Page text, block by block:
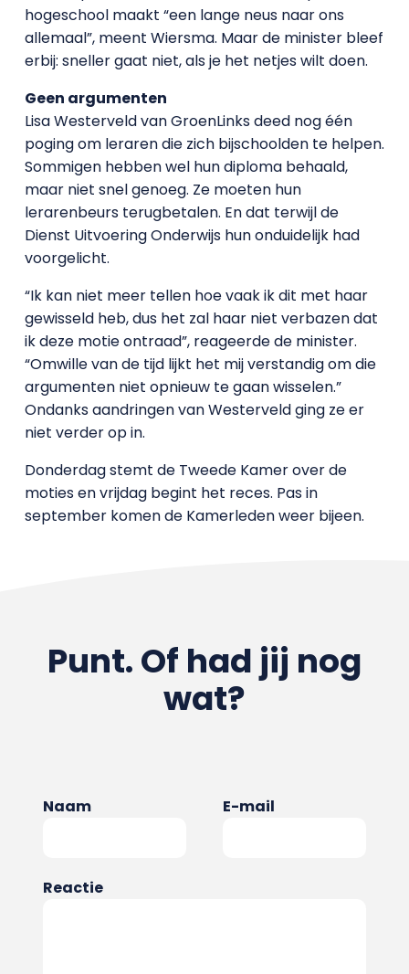
hogeschool maakt “een lange neus naar ons
allemaal”, meent Wiersma. Maar de minister bleef
erbij: sneller gaat niet, als je het netjes wilt doen.
Geen argumenten
Lisa Westerveld van GroenLinks deed nog één
poging om leraren die zich bijschoolden te helpen.
Sommigen hebben wel hun diploma behaald,
maar niet snel genoeg. Ze moeten hun
lerarenbeurs terugbetalen. En dat terwijl de
Dienst Uitvoering Onderwijs hun onduidelijk had
voorgelicht.
“Ik kan niet meer tellen hoe vaak ik dit met haar
gewisseld heb, dus het zal haar niet verbazen dat
ik deze motie ontraad”, reageerde de minister.
“Omwille van de tijd lijkt het mij verstandig om die
argumenten niet opnieuw te gaan wisselen.”
Ondanks aandringen van Westerveld ging ze er
niet verder op in.
Donderdag stemt de Tweede Kamer over de
moties en vrijdag begint het reces. Pas in
september komen de Kamerleden weer bijeen.
Punt. Of had jij nog
wat?
Naam E-mail
Reactie